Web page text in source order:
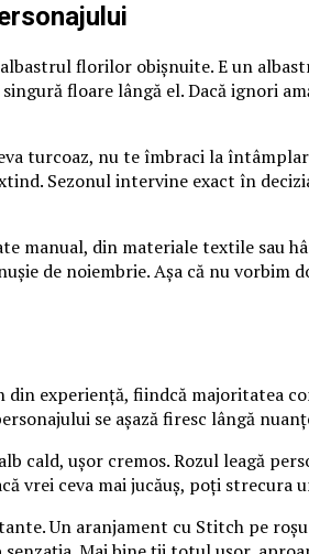
florilor obișnuite. E un
floare lângă el. Dacă ignori
turcoaz, nu te îmbraci la
Sezonul intervine exact în
manual, din materiale textile sau
de noiembrie. Așa că nu vorbim
experiență, fiindcă majoritatea
se așază firesc lângă
cald, ușor cremos. Rozul leagă
vrei ceva mai jucăuș, poți strecura
Un aranjament cu Stitch pe